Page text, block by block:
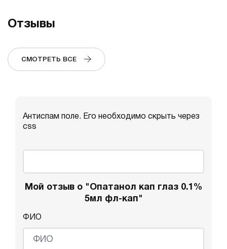
Отзывы
СМОТРЕТЬ ВСЕ
Антиспам поле. Его необходимо скрыть через
css
Мой отзыв о "Опатанол кап глаз 0.1%
5мл фл-кап"
ФИО